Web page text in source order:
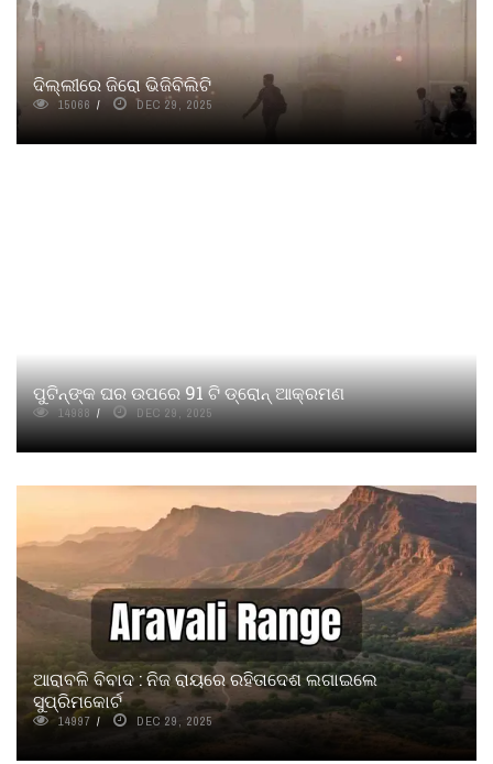
ଦିଲ୍ଲୀରେ ଜିରୋ ଭିଜିବିଲିଟି
15066 DEC 29, 2025
ପୁଟିନ୍‌ଙ୍କ ଘର ଉପରେ 91 ଟି ଡ୍ରୋନ୍‌ ଆକ୍ରମଣ
14988 DEC 29, 2025
ଆରାବଳି ବିବାଦ : ନିଜ ରାୟରେ ରହିତାଦେଶ ଲଗାଇଲେ
ସୁପ୍ରିମକୋର୍ଟ
14997 DEC 29, 2025